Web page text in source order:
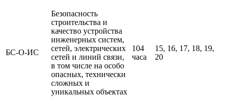
БС-О-ИС
Безопасность
строительства и
качество устройства
инженерных систем,
сетей, электрических
сетей и линий связи,
в том числе на особо
опасных, технически
сложных и
уникальных объектах
104
часа
15, 16, 17, 18, 19,
20